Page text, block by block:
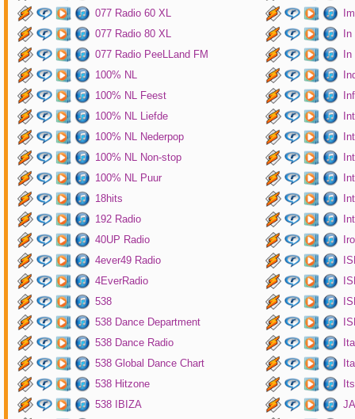
077 Radio 60 XL
077 Radio 80 XL
077 Radio PeeLLand FM
100% NL
100% NL Feest
100% NL Liefde
100% NL Nederpop
100% NL Non-stop
100% NL Puur
18hits
192 Radio
40UP Radio
4ever49 Radio
4EverRadio
538
538 Dance Department
538 Dance Radio
538 Global Dance Chart
538 Hitzone
538 IBIZA